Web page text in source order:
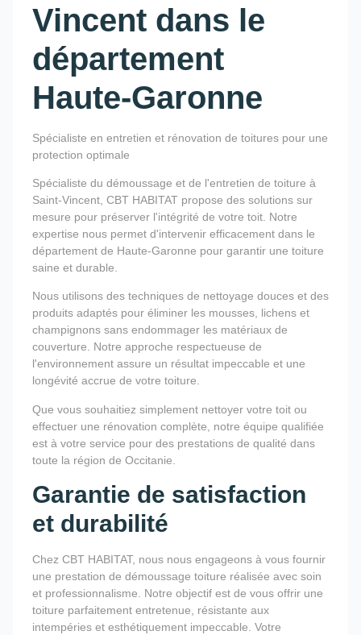
Vincent dans le
département
Haute-Garonne
Spécialiste en entretien et rénovation de toitures pour une
protection optimale
Spécialiste du démoussage et de l'entretien de toiture à
Saint-Vincent, CBT HABITAT propose des solutions sur
mesure pour préserver l'intégrité de votre toit. Notre
expertise nous permet d'intervenir efficacement dans le
département de Haute-Garonne pour garantir une toiture
saine et durable.
Nous utilisons des techniques de nettoyage douces et des
produits adaptés pour éliminer les mousses, lichens et
champignons sans endommager les matériaux de
couverture. Notre approche respectueuse de
l'environnement assure un résultat impeccable et une
longévité accrue de votre toiture.
Que vous souhaitiez simplement nettoyer votre toit ou
effectuer une rénovation complète, notre équipe qualifiée
est à votre service pour des prestations de qualité dans
toute la région de Occitanie.
Garantie de satisfaction
et durabilité
Chez CBT HABITAT, nous nous engageons à vous fournir
une prestation de démoussage toiture réalisée avec soin
et professionnalisme. Notre objectif est de vous offrir une
toiture parfaitement entretenue, résistante aux
intempéries et esthétiquement impeccable. Votre